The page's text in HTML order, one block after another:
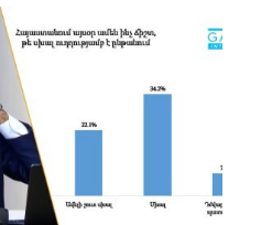
b
k
at
A
gr ail